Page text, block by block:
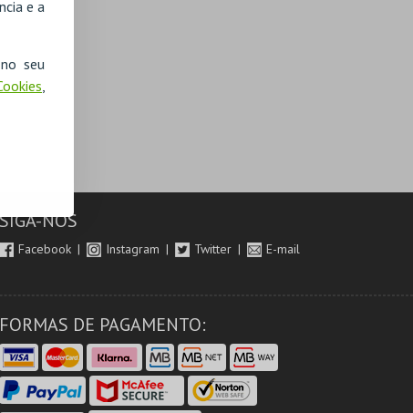
e a
seu
,
SIGA-NOS
Facebook Instagram Twitter E-mail
FORMAS DE PAGAMENTO: